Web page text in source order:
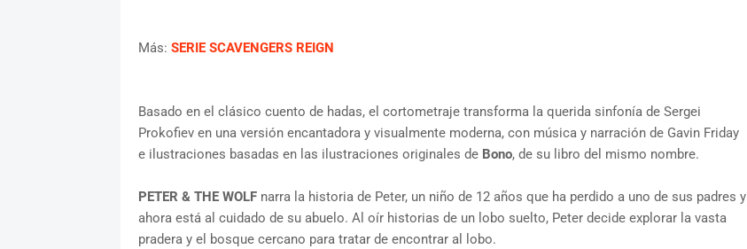
Más: SERIE SCAVENGERS REIGN
Basado en el clásico cuento de hadas, el cortometraje transforma la querida sinfonía de Sergei
Prokofiev en una versión encantadora y visualmente moderna, con música y narración de Gavin Friday
e ilustraciones basadas en las ilustraciones originales de Bono, de su libro del mismo nombre.
PETER & THE WOLFnarra la historia de Peter, un niño de 12 años que ha perdido a uno de sus padres y
ahora está al cuidado de su abuelo. Al oír historias de un lobo suelto, Peter decide explorar la vasta
pradera y el bosque cercano para tratar de encontrar al lobo.